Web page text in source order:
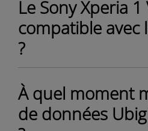
Le Sony Xperia 1
compatible avec
?
À quel moment
de données